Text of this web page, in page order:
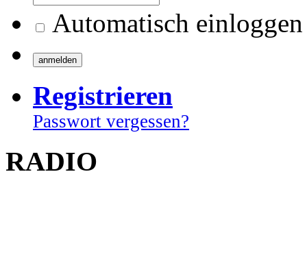
Automatisch einloggen
Registrieren
Passwort vergessen?
RADIO